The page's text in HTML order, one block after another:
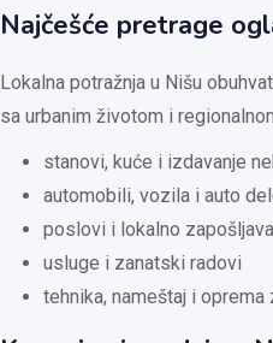
Najčešće pretrage
Lokalna potražnja u Nišu
sa urbanim životom i
stanovi, kuće i izdavanje
automobili, vozila i auto
poslovi i lokalno
usluge i zanatski radovi
tehnika, nameštaj i